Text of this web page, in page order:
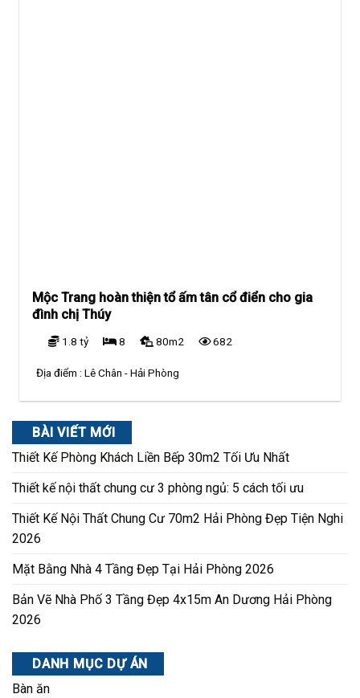
Mộc Trang hoàn thiện tổ ấm tân cổ điển cho gia
đình chị Thúy
1.8 tỷ 8 80m2 682
Địa điểm :Lê Chân - Hải Phòng
BÀI VIẾT MỚI
Thiết Kế Phòng Khách Liền Bếp 30m2 Tối Ưu Nhất
Thiết kế nội thất chung cư 3 phòng ngủ: 5 cách tối ưu
Thiết Kế Nội Thất Chung Cư 70m2 Hải Phòng Đẹp Tiện Nghi
2026
Mặt Bằng Nhà 4 Tầng Đẹp Tại Hải Phòng 2026
Bản Vẽ Nhà Phố 3 Tầng Đẹp 4x15m An Dương Hải Phòng
2026
DANH MỤC DỰ ÁN
Bàn ăn